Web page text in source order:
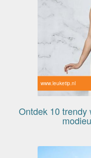
www.leuketip.nl
Ontdek 10 trendy